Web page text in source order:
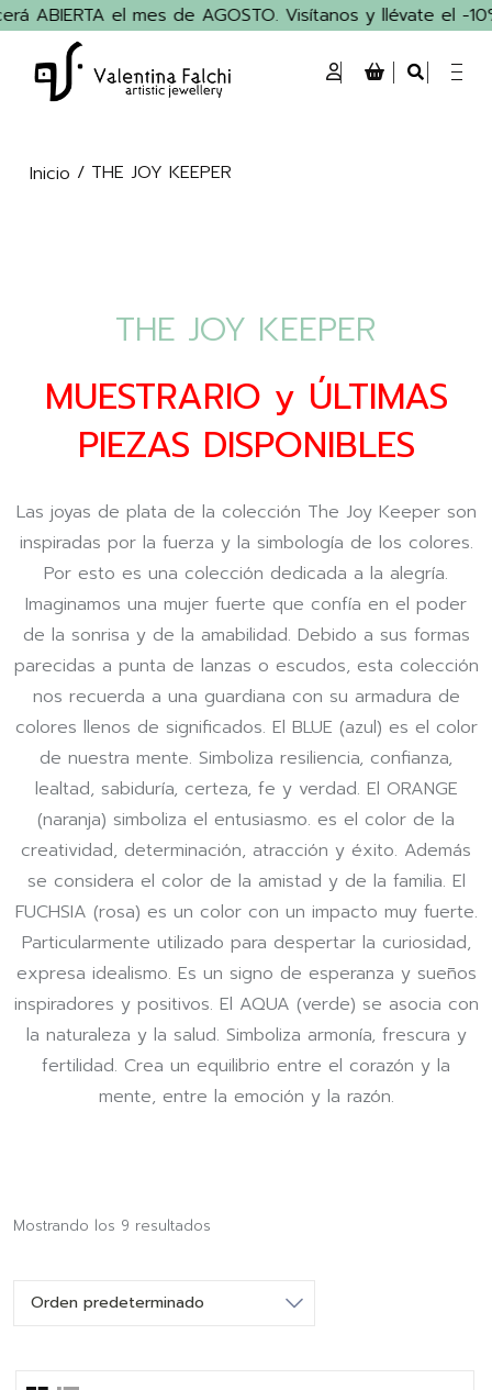
ABIERTA el mes de AGOSTO. Visítanos y llévate el -
Inicio / THE JOY KEEPER
THE JOY KEEPER
MUESTRARIO y ÚLTIMAS
PIEZAS DISPONIBLES
Las joyas de plata de la colección The Joy Keeper son
inspiradas por la fuerza y la simbología de los colores.
Por esto es una colección dedicada a la alegría.
Imaginamos una mujer fuerte que confía en el poder
de la sonrisa y de la amabilidad. Debido a sus formas
parecidas a punta de lanzas o escudos, esta colección
nos recuerda a una guardiana con su armadura de
colores llenos de significados. El BLUE (azul) es el color
de nuestra mente. Simboliza resiliencia, confianza,
lealtad, sabiduría, certeza, fe y verdad. El ORANGE
(naranja) simboliza el entusiasmo. es el color de la
creatividad, determinación, atracción y éxito. Además
se considera el color de la amistad y de la familia. El
FUCHSIA (rosa) es un color con un impacto muy fuerte.
Particularmente utilizado para despertar la curiosidad,
expresa idealismo. Es un signo de esperanza y sueños
inspiradores y positivos. El AQUA (verde) se asocia con
la naturaleza y la salud. Simboliza armonía, frescura y
fertilidad. Crea un equilibrio entre el corazón y la
mente, entre la emoción y la razón.
Mostrando los 9 resultados